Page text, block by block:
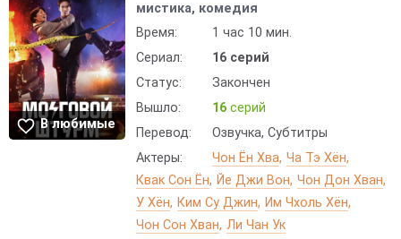
В любимые
мистика, комедия
Время:
1 час 10 мин.
Сериал:
16 серий
Статус:
Закончен
Вышло:
16серий
Перевод:
Озвучка, Субтитры
Актеры:
Чон Ён Хва Ча Тэ Хён
Квак Сон Ён
Йе Джи Вон Чон Дон Хван
У Хён
Ким Су Джин
Им Чхоль Хён
Чон Сон Хван Ли Чан Ук